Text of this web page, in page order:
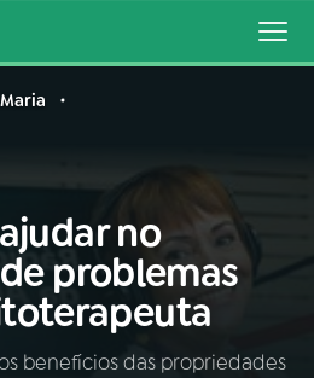
Buscar
AO VIVO
no
problemas
benefícios das propriedades